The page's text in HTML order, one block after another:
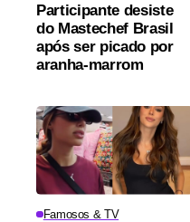
Participante desiste
do Mastechef Brasil
após ser picado por
aranha-marrom
Famosos & TV